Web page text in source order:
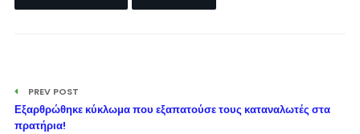
PREV POST
Εξαρθρώθηκε κύκλωμα που εξαπατούσε τους καταναλωτές στα
πρατήρια!